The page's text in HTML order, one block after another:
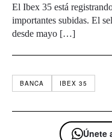
El Ibex 35 está
importantes subidas. El
desde mayo […]
BANCA IBEX 35
Únete